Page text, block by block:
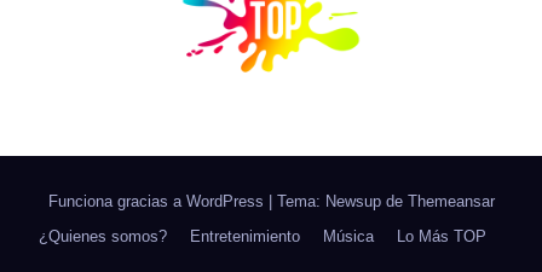
Funciona gracias a WordPress | Tema: Newsup de Themeansar
¿Quienes somos?
Entretenimiento Música Lo Más TOP